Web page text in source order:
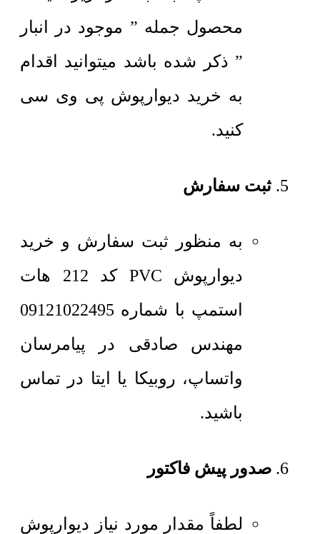
محصول جمله ” موجود در انبار
” ذکر شده باشد میتوانید اقدام
به خرید دیوارپوش پی وی سی
کنید.
ثبت سفارش
به منظور ثبت سفارش و خرید
دیوارپوش PVC کد 212 هات
استمپ با شماره 09121022495
مهندس صادقی در پیامرسان
واتساپ، روبیکا یا ایتا در تماس
باشید.
صدور پیش فاکتور
لطفاً مقدار مورد نیاز دیوارپوش